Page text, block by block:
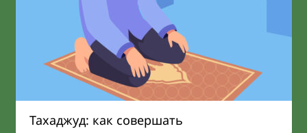
Тахаджуд: как совершать